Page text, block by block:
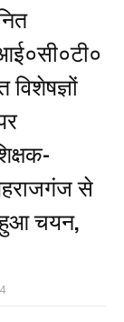
से
हुआ चयन,